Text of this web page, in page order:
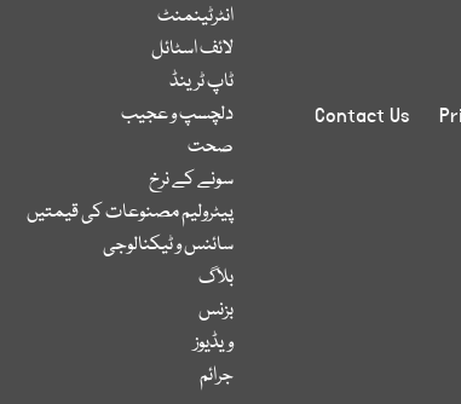
Contact Us
انٹرٹینمنٹ
لائف اسٹائل
ٹاپ ٹرینڈ
دلچسپ و عجیب
صحت
سونے کے نرخ
پیٹرولیم مصنوعات کی قیمتیں
سائنس و ٹیکنالوجی
بلاگ
بزنس
ویڈیوز
جرائم